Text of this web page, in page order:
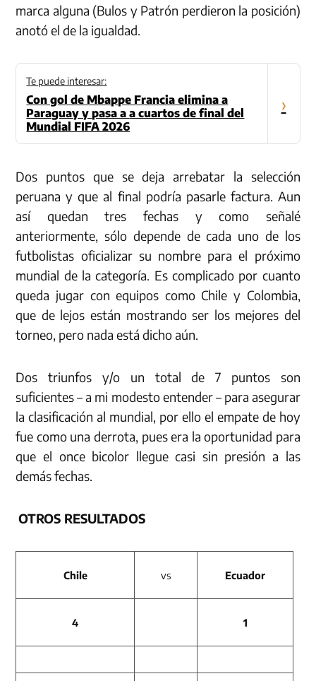
marca alguna (Bulos y Patrón perdieron la posición)
anotó el de la igualdad.
Te puede interesar:
Con gol de Mbappe Francia elimina a
Paraguay y pasa a a cuartos de final del
Mundial FIFA 2026
›
Dos puntos que se deja arrebatar la selección
peruana y que al final podría pasarle factura. Aun
así quedan tres fechas y como señalé
anteriormente, sólo depende de cada uno de los
futbolistas oficializar su nombre para el próximo
mundial de la categoría. Es complicado por cuanto
queda jugar con equipos como Chile y Colombia,
que de lejos están mostrando ser los mejores del
torneo, pero nada está dicho aún.
Dos triunfos y/o un total de 7 puntos son
suficientes – a mi modesto entender – para asegurar
la clasificación al mundial, por ello el empate de hoy
fue como una derrota, pues era la oportunidad para
que el once bicolor llegue casi sin presión a las
demás fechas.
OTROS RESULTADOS
Chile vs Ecuador
4 1